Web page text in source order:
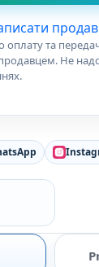
оплату та
Не